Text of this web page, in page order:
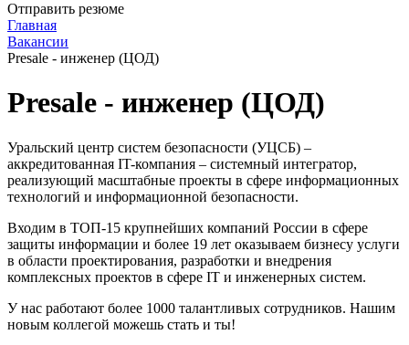
Отправить резюме
Главная
Вакансии
Presale - инженер (ЦОД)
Presale - инженер (ЦОД)
Уральский центр систем безопасности (УЦСБ) –
аккредитованная IT-компания – системный интегратор,
реализующий масштабные проекты в сфере информационных
технологий и информационной безопасности.
Входим в ТОП-15 крупнейших компаний России в сфере
защиты информации и более 19 лет оказываем бизнесу услуги
в области проектирования, разработки и внедрения
комплексных проектов в сфере IT и инженерных систем.
У нас работают более 1000 талантливых сотрудников. Нашим
новым коллегой можешь стать и ты!